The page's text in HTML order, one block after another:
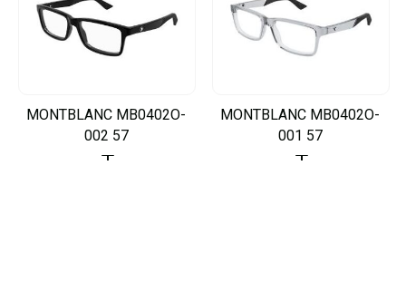
MONTBLANC MB0402O-
002 57
MONTBLANC MB0402O-
001 57